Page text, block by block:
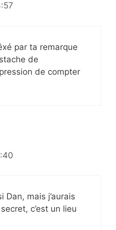
par ta remarque
de
de compter
Dan, mais j’aurais
c’est un lieu